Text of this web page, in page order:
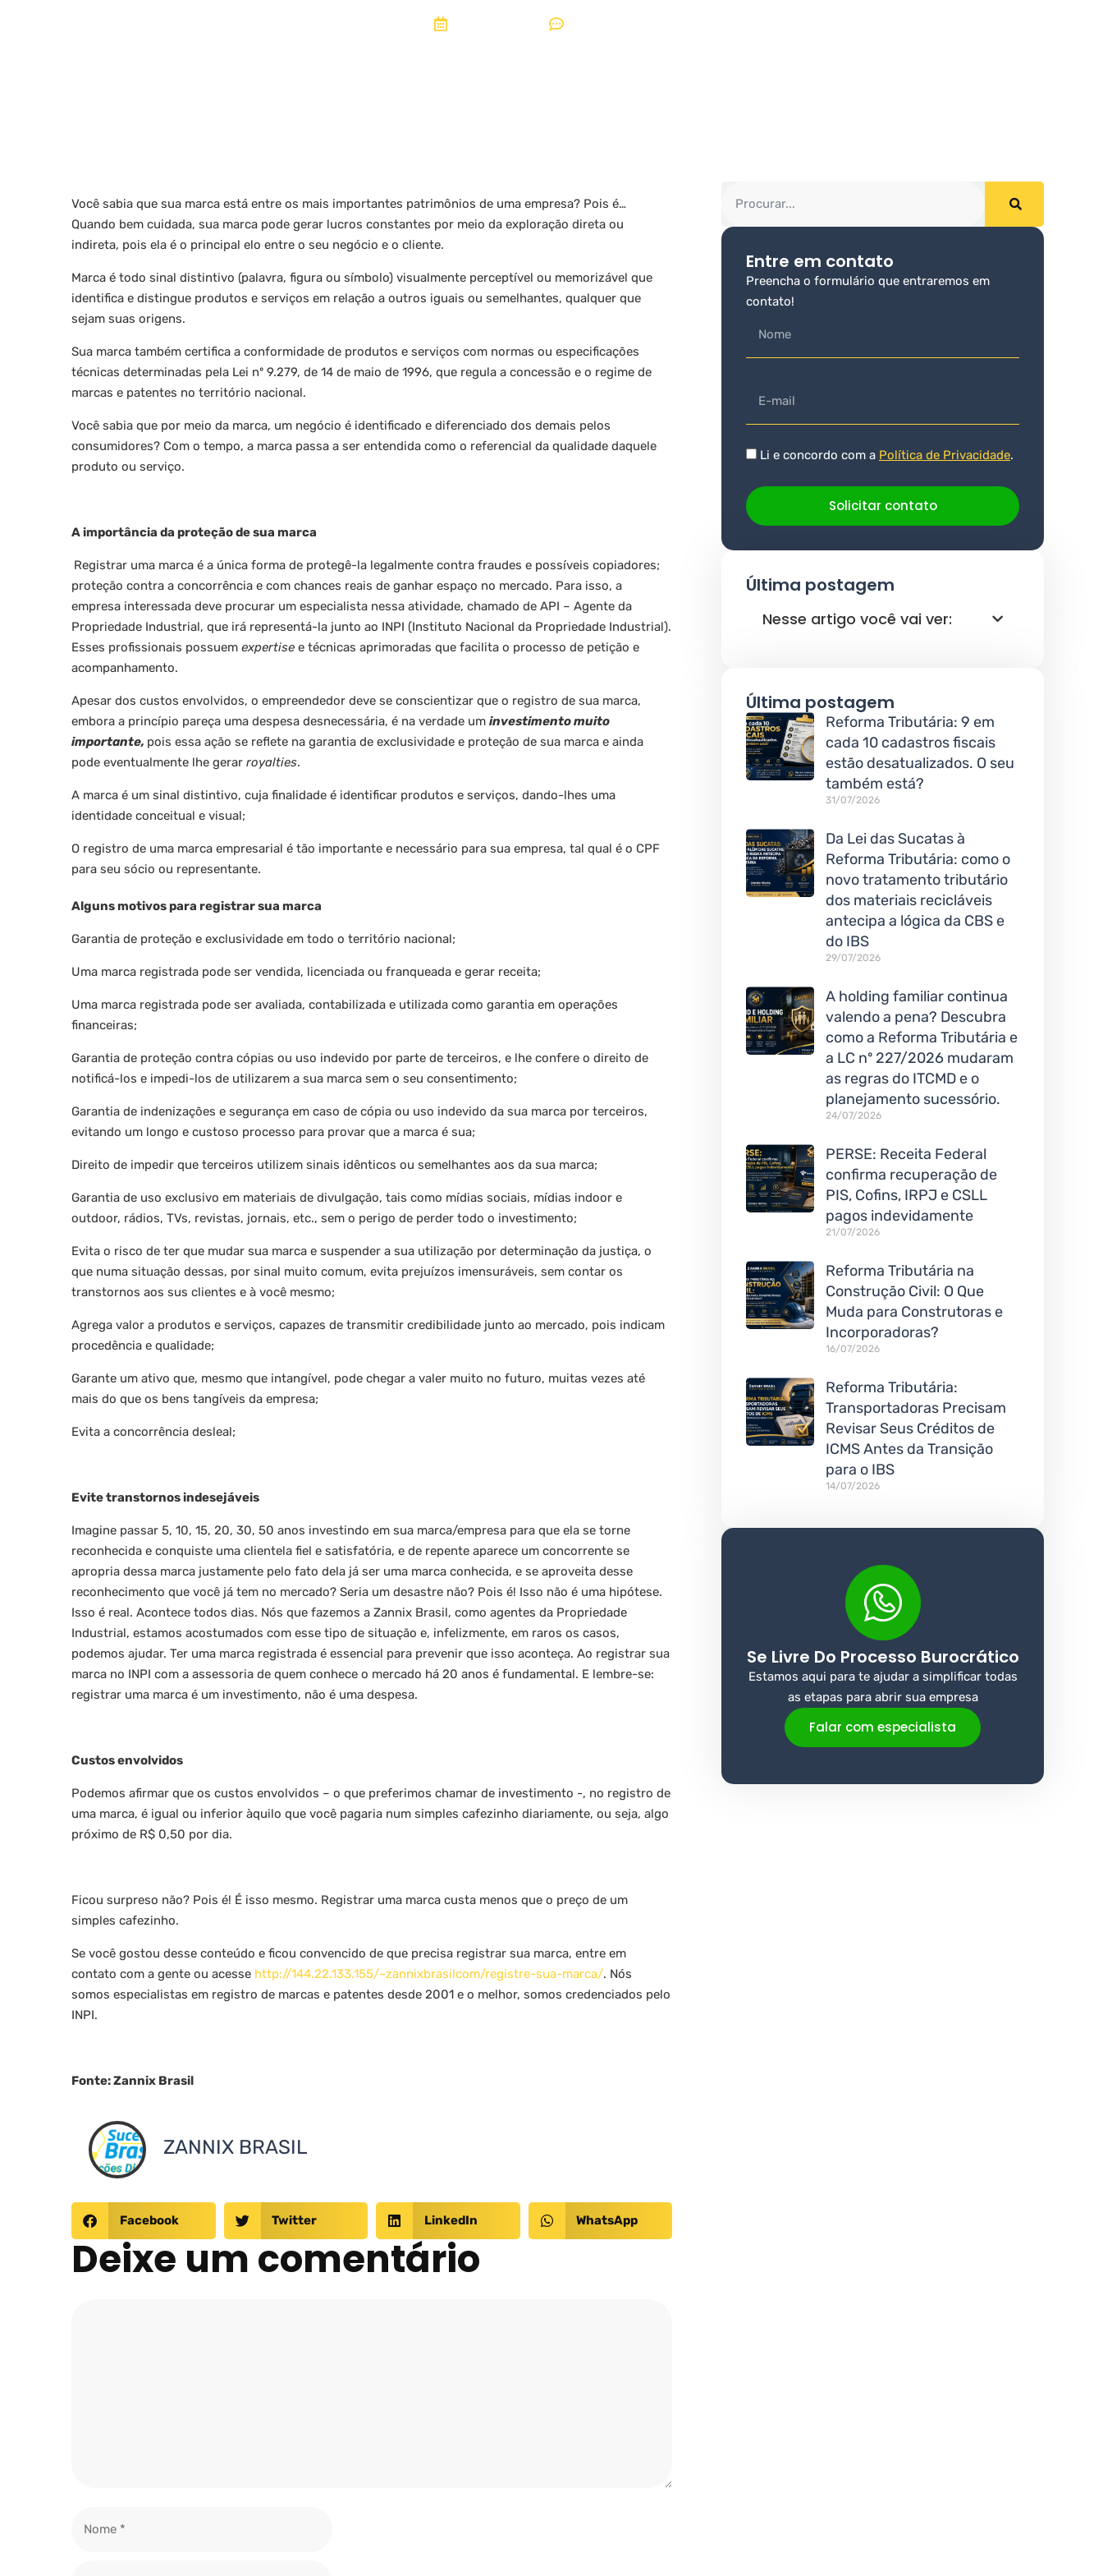
Você sabia que sua marca está entre os mais importantes patrimônios de uma empresa? Pois é…
Quando bem cuidada, sua marca pode gerar lucros constantes por meio da exploração direta ou
indireta, pois ela é o principal elo entre o seu negócio e o cliente.
Marca é todo sinal distintivo (palavra, figura ou símbolo) visualmente perceptível ou memorizável que
identifica e distingue produtos e serviços em relação a outros iguais ou semelhantes, qualquer que
sejam suas origens.
Sua marca também certifica a conformidade de produtos e serviços com normas ou especificações
técnicas determinadas pela Lei nº 9.279, de 14 de maio de 1996, que regula a concessão e o regime de
marcas e patentes no território nacional.
Você sabia que por meio da marca, um negócio é identificado e diferenciado dos demais pelos
consumidores? Com o tempo, a marca passa a ser entendida como o referencial da qualidade daquele
produto ou serviço.
A importância da proteção de sua marca
Registrar uma marca é a única forma de protegê-la legalmente contra fraudes e possíveis copiadores;
proteção contra a concorrência e com chances reais de ganhar espaço no mercado. Para isso, a
empresa interessada deve procurar um especialista nessa atividade, chamado de API – Agente da
Propriedade Industrial, que irá representá-la junto ao INPI (Instituto Nacional da Propriedade Industrial).
Esses profissionais possuem expertise e técnicas aprimoradas que facilita o processo de petição e
acompanhamento.
Apesar dos custos envolvidos, o empreendedor deve se conscientizar que o registro de sua marca,
embora a princípio pareça uma despesa desnecessária, é na verdade um investimento muito
importante, pois essa ação se reflete na garantia de exclusividade e proteção de sua marca e ainda
pode eventualmente lhe gerar royalties.
A marca é um sinal distintivo, cuja finalidade é identificar produtos e serviços, dando-lhes uma
identidade conceitual e visual;
O registro de uma marca empresarial é tão importante e necessário para sua empresa, tal qual é o CPF
para seu sócio ou representante.
Alguns motivos para registrar sua marca
Garantia de proteção e exclusividade em todo o território nacional;
Uma marca registrada pode ser vendida, licenciada ou franqueada e gerar receita;
Uma marca registrada pode ser avaliada, contabilizada e utilizada como garantia em operações
financeiras;
Garantia de proteção contra cópias ou uso indevido por parte de terceiros, e lhe confere o direito de
notificá-los e impedi-los de utilizarem a sua marca sem o seu consentimento;
Garantia de indenizações e segurança em caso de cópia ou uso indevido da sua marca por terceiros,
evitando um longo e custoso processo para provar que a marca é sua;
Direito de impedir que terceiros utilizem sinais idênticos ou semelhantes aos da sua marca;
Garantia de uso exclusivo em materiais de divulgação, tais como mídias sociais, mídias indoor e
outdoor, rádios, TVs, revistas, jornais, etc., sem o perigo de perder todo o investimento;
Evita o risco de ter que mudar sua marca e suspender a sua utilização por determinação da justiça, o
que numa situação dessas, por sinal muito comum, evita prejuízos imensuráveis, sem contar os
transtornos aos sus clientes e à você mesmo;
Agrega valor a produtos e serviços, capazes de transmitir credibilidade junto ao mercado, pois indicam
procedência e qualidade;
Garante um ativo que, mesmo que intangível, pode chegar a valer muito no futuro, muitas vezes até
mais do que os bens tangíveis da empresa;
Evita a concorrência desleal;
Evite transtornos indesejáveis
Imagine passar 5, 10, 15, 20, 30, 50 anos investindo em sua marca/empresa para que ela se torne
reconhecida e conquiste uma clientela fiel e satisfatória, e de repente aparece um concorrente se
apropria dessa marca justamente pelo fato dela já ser uma marca conhecida, e se aproveita desse
reconhecimento que você já tem no mercado? Seria um desastre não? Pois é! Isso não é uma hipótese.
Isso é real. Acontece todos dias. Nós que fazemos a Zannix Brasil, como agentes da Propriedade
Industrial, estamos acostumados com esse tipo de situação e, infelizmente, em raros os casos,
podemos ajudar. Ter uma marca registrada é essencial para prevenir que isso aconteça. Ao registrar sua
marca no INPI com a assessoria de quem conhece o mercado há 20 anos é fundamental. E lembre-se:
registrar uma marca é um investimento, não é uma despesa.
Custos envolvidos
Podemos afirmar que os custos envolvidos – o que preferimos chamar de investimento -, no registro de
uma marca, é igual ou inferior àquilo que você pagaria num simples cafezinho diariamente, ou seja, algo
próximo de R$ 0,50 por dia.
Ficou surpreso não? Pois é! É isso mesmo. Registrar uma marca custa menos que o preço de um
simples cafezinho.
Se você gostou desse conteúdo e ficou convencido de que precisa registrar sua marca, entre em
contato com a gente ou acesse http://144.22.133.155/~zannixbrasilcom/registre-sua-marca/. Nós
somos especialistas em registro de marcas e patentes desde 2001 e o melhor, somos credenciados pelo
INPI.
Fonte: Zannix Brasil
ZANNIX BRASIL
Facebook Twitter LinkedIn WhatsApp
Deixe um comentário
Entre em contato
Preencha o formulário que entraremos em
contato!
Li e concordo com a Política de Privacidade.
Solicitar contato
Última postagem
Nesse artigo você vai ver:
Última postagem
Reforma Tributária: 9 em
cada 10 cadastros fiscais
estão desatualizados. O seu
também está?
31/07/2026
Da Lei das Sucatas à
Reforma Tributária: como o
novo tratamento tributário
dos materiais recicláveis
antecipa a lógica da CBS e
do IBS
29/07/2026
A holding familiar continua
valendo a pena? Descubra
como a Reforma Tributária e
a LC nº 227/2026 mudaram
as regras do ITCMD e o
planejamento sucessório.
24/07/2026
PERSE: Receita Federal
confirma recuperação de
PIS, Cofins, IRPJ e CSLL
pagos indevidamente
21/07/2026
Reforma Tributária na
Construção Civil: O Que
Muda para Construtoras e
Incorporadoras?
16/07/2026
Reforma Tributária:
Transportadoras Precisam
Revisar Seus Créditos de
ICMS Antes da Transição
para o IBS
14/07/2026
Se Livre Do Processo Burocrático
Estamos aqui para te ajudar a simplificar todas
as etapas para abrir sua empresa
Falar com especialista